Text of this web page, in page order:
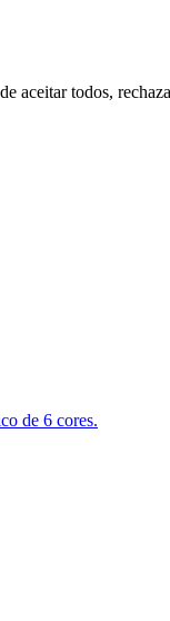
todos,
de 6 cores.